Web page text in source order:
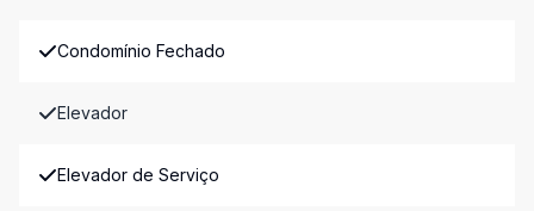
Condomínio Fechado
Elevador
Elevador de Serviço